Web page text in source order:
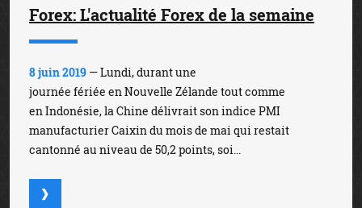
Forex: L'actualité Forex de la semaine
8 juin 2019 — Lundi, durant une
journée fériée en Nouvelle Zélande tout comme
en Indonésie, la Chine délivrait son indice PMI
manufacturier Caixin du mois de mai qui restait
cantonné au niveau de 50,2 points, soi...